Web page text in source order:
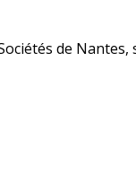
de Nantes,